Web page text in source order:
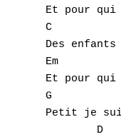
Et pour qui
C
Des
Em
Et pour qui
G
Petit je
        D